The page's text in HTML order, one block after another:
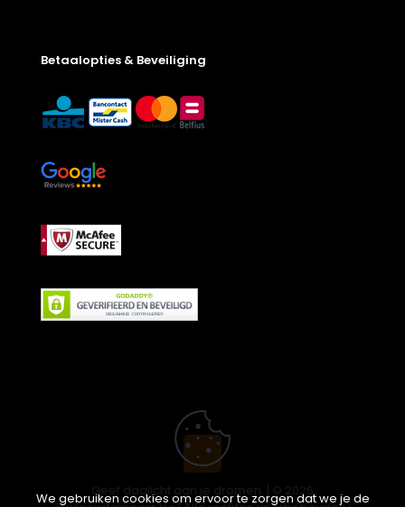
Betaalopties & Beveiliging
Geef daglicht aan je dromen. | © 2026
We gebruiken cookies om ervoor te zorgen dat we je de